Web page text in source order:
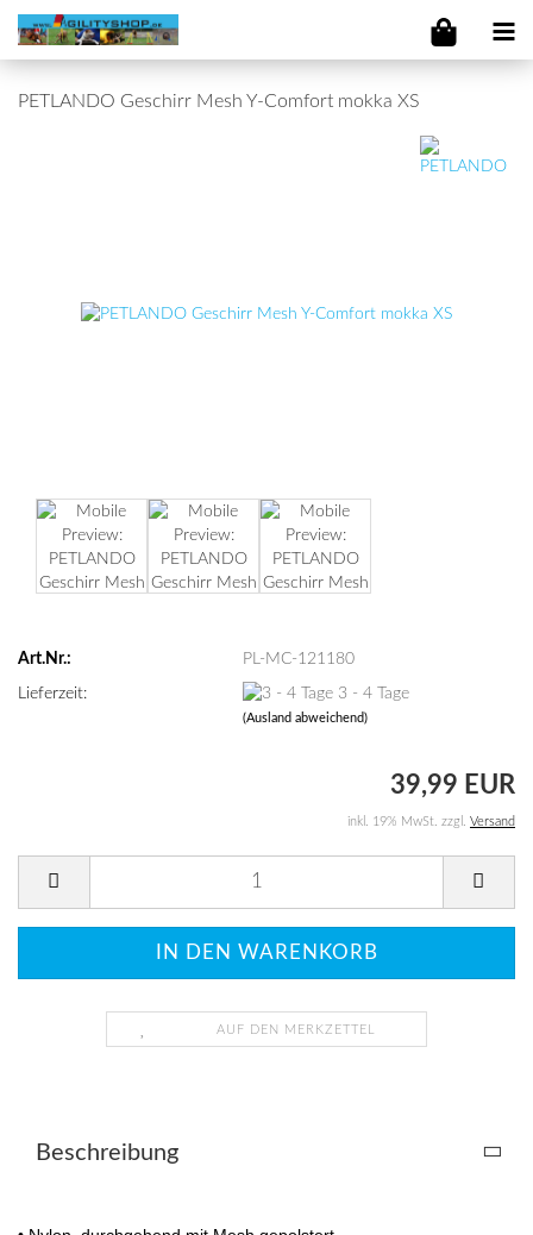
PETLANDO Geschirr Mesh Y-Comfort mokka XS
Art.Nr.: PL-MC-121180
Lieferzeit: 3 - 4 Tage
(Ausland abweichend)
39,99 EUR
inkl. 19% MwSt. zzgl. Versand
AUF DEN MERKZETTEL
Beschreibung